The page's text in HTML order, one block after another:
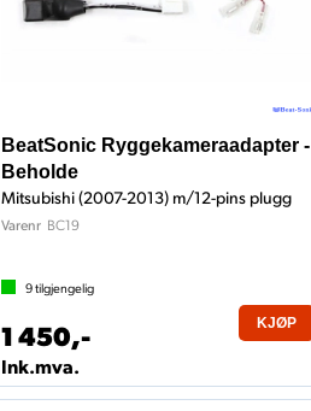
BeatSonic Ryggekameraadapter -
Beholde
Mitsubishi (2007-2013) m/12-pins plugg
Varenr BC19
9tilgjengelig
1 450,-
Ink.mva.
KJØP